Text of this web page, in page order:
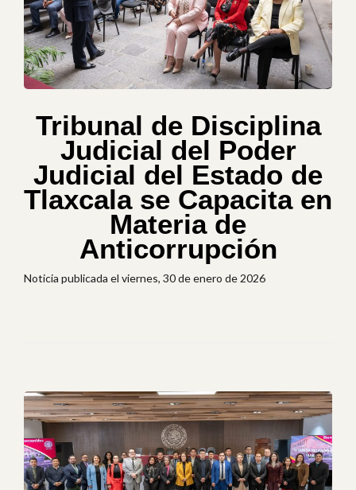
Tribunal de Disciplina
Judicial del Poder
Judicial del Estado de
Tlaxcala se Capacita en
Materia de
Anticorrupción
Noticia publicada el viernes, 30 de enero de 2026